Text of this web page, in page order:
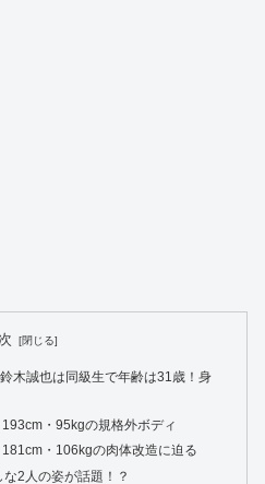
木誠也は同級生で年齢は31歳！身
・95kgの規格外ボディ
・106kgの肉体改造に迫る
2人の姿が話題！？